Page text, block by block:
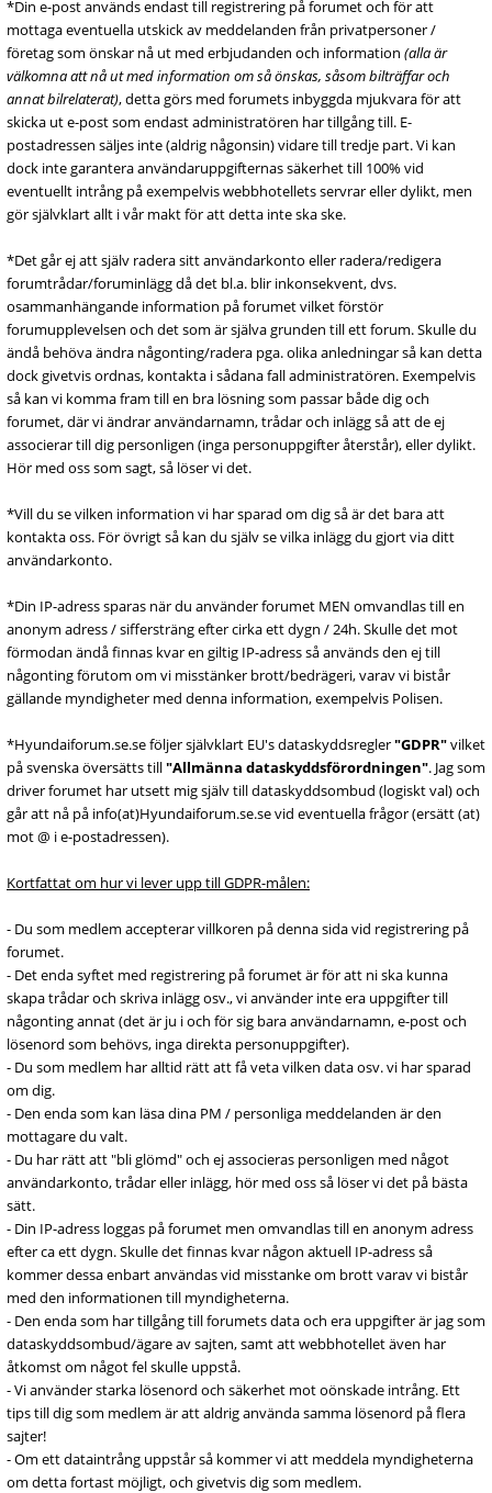
*Din e-post används endast till registrering på forumet och för att
mottaga eventuella utskick av meddelanden från privatpersoner /
företag som önskar nå ut med erbjudanden och information (alla är
välkomna att nå ut med information om så önskas, såsom bilträffar och
annat bilrelaterat), detta görs med forumets inbyggda mjukvara för att
skicka ut e-post som endast administratören har tillgång till. E-
postadressen säljes inte (aldrig någonsin) vidare till tredje part. Vi kan
dock inte garantera användaruppgifternas säkerhet till 100% vid
eventuellt intrång på exempelvis webbhotellets servrar eller dylikt, men
gör självklart allt i vår makt för att detta inte ska ske.
*Det går ej att själv radera sitt användarkonto eller radera/redigera
forumtrådar/foruminlägg då det bl.a. blir inkonsekvent, dvs.
osammanhängande information på forumet vilket förstör
forumupplevelsen och det som är själva grunden till ett forum. Skulle du
ändå behöva ändra någonting/radera pga. olika anledningar så kan detta
dock givetvis ordnas, kontakta i sådana fall administratören. Exempelvis
så kan vi komma fram till en bra lösning som passar både dig och
forumet, där vi ändrar användarnamn, trådar och inlägg så att de ej
associerar till dig personligen (inga personuppgifter återstår), eller dylikt.
Hör med oss som sagt, så löser vi det.
*Vill du se vilken information vi har sparad om dig så är det bara att
kontakta oss. För övrigt så kan du själv se vilka inlägg du gjort via ditt
användarkonto.
*Din IP-adress sparas när du använder forumet MEN omvandlas till en
anonym adress / siffersträng efter cirka ett dygn / 24h. Skulle det mot
förmodan ändå finnas kvar en giltig IP-adress så används den ej till
någonting förutom om vi misstänker brott/bedrägeri, varav vi bistår
gällande myndigheter med denna information, exempelvis Polisen.
*Hyundaiforum.se.se följer självklart EU's dataskyddsregler"GDPR"vilket
på svenska översätts till"Allmänna dataskyddsförordningen". Jag som
driver forumet har utsett mig själv till dataskyddsombud (logiskt val) och
går att nå på info(at)Hyundaiforum.se.se vid eventuella frågor (ersätt (at)
mot @ i e-postadressen).
Kortfattat om hur vi lever upp till GDPR-målen:
- Du som medlem accepterar villkoren på denna sida vid registrering på
forumet.
- Det enda syftet med registrering på forumet är för att ni ska kunna
skapa trådar och skriva inlägg osv., vi använder inte era uppgifter till
någonting annat (det är ju i och för sig bara användarnamn, e-post och
lösenord som behövs, inga direkta personuppgifter).
- Du som medlem har alltid rätt att få veta vilken data osv. vi har sparad
om dig.
- Den enda som kan läsa dina PM / personliga meddelanden är den
mottagare du valt.
- Du har rätt att "bli glömd" och ej associeras personligen med något
användarkonto, trådar eller inlägg, hör med oss så löser vi det på bästa
sätt.
- Din IP-adress loggas på forumet men omvandlas till en anonym adress
efter ca ett dygn. Skulle det finnas kvar någon aktuell IP-adress så
kommer dessa enbart användas vid misstanke om brott varav vi bistår
med den informationen till myndigheterna.
- Den enda som har tillgång till forumets data och era uppgifter är jag som
dataskyddsombud/ägare av sajten, samt att webbhotellet även har
åtkomst om något fel skulle uppstå.
- Vi använder starka lösenord och säkerhet mot oönskade intrång. Ett
tips till dig som medlem är att aldrig använda samma lösenord på flera
sajter!
- Om ett dataintrång uppstår så kommer vi att meddela myndigheterna
om detta fortast möjligt, och givetvis dig som medlem.